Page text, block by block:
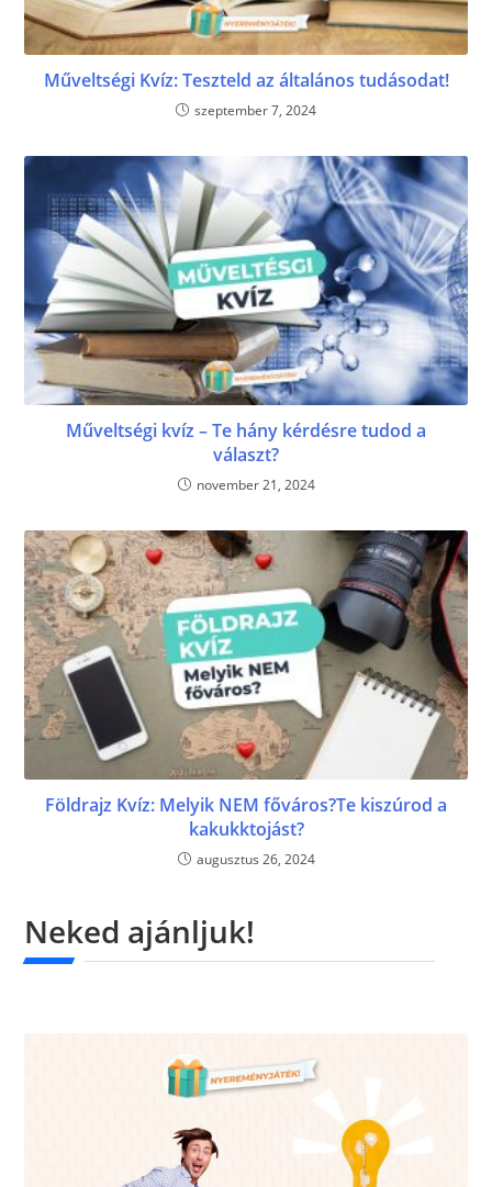
Műveltségi Kvíz: Teszteld az általános tudásodat!
szeptember 7, 2024
Műveltségi kvíz – Te hány kérdésre tudod a
választ?
november 21, 2024
Földrajz Kvíz: Melyik NEM főváros?Te kiszúrod a
kakukktojást?
augusztus 26, 2024
Neked ajánljuk!